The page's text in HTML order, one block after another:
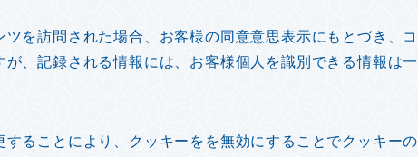
を訪問された場合、お客様の同意意思表示にもとづき、コ
、記録される情報には、お客様個人を識別できる情報は一
ることにより、クッキーをを無効にすることでクッキーの